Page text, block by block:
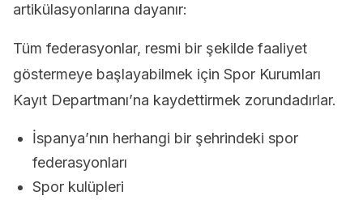
artikülasyonlarına dayanır:
Tüm federasyonlar, resmi bir şekilde faaliyet
göstermeye başlayabilmek için Spor Kurumları
Kayıt Departmanı’na kaydettirmek zorundadırlar.
İspanya’nın herhangi bir şehrindeki spor
federasyonları
Spor kulüpleri